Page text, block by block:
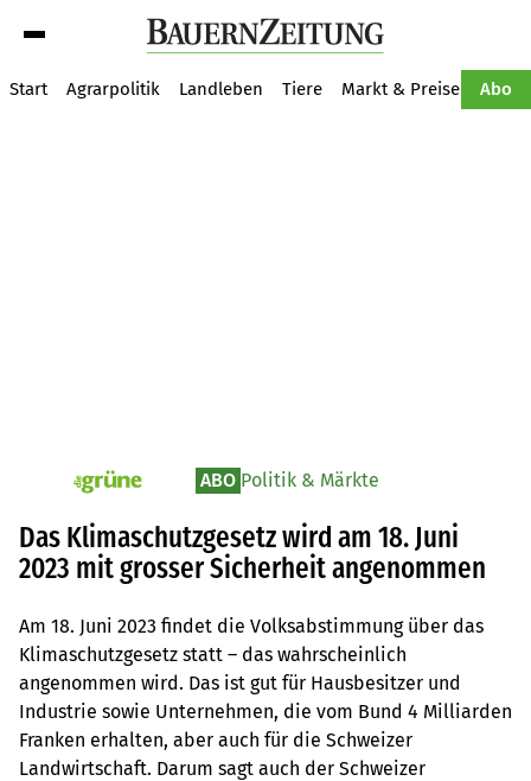
Start Agrarpolitik Landleben Tiere Markt & Preise Abo
pv_die-grune-online ABO Politik & Märkte
Das Klimaschutzgesetz wird am 18. Juni
2023 mit grosser Sicherheit angenommen
Am 18. Juni 2023 findet die Volksabstimmung über das
Klimaschutzgesetz statt – das wahrscheinlich
angenommen wird. Das ist gut für Hausbesitzer und
Industrie sowie Unternehmen, die vom Bund 4 Milliarden
Franken erhalten, aber auch für die Schweizer
Landwirtschaft. Darum sagt auch der Schweizer